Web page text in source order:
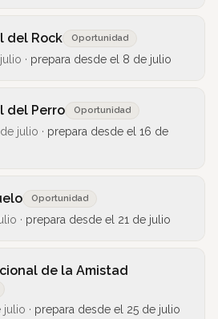
del Rock Oportunidad
· prepara desde el 8 de julio
del Perro Oportunidad
julio · prepara desde el 16 de
Oportunidad
· prepara desde el 21 de julio
de la Amistad
julio · prepara desde el 25 de julio